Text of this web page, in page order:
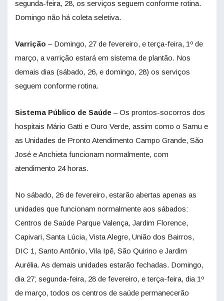
segunda-feira, 28, os serviços seguem conforme rotina.
Domingo não há coleta seletiva.
Varrição – Domingo, 27 de fevereiro, e terça-feira, 1º de
março, a varrição estará em sistema de plantão. Nos
demais dias (sábado, 26, e domingo, 28) os serviços
seguem conforme rotina.
Sistema Público de Saúde – Os prontos-socorros dos
hospitais Mário Gatti e Ouro Verde, assim como o Samu e
as Unidades de Pronto Atendimento Campo Grande, São
José e Anchieta funcionam normalmente, com
atendimento 24 horas.
No sábado, 26 de fevereiro, estarão abertas apenas as
unidades que funcionam normalmente aos sábados:
Centros de Saúde Parque Valença, Jardim Florence,
Capivari, Santa Lúcia, Vista Alegre, União dos Bairros,
DIC 1, Santo Antônio, Vila Ipê, São Quirino e Jardim
Aurélia. As demais unidades estarão fechadas. Domingo,
dia 27; segunda-feira, 28 de fevereiro, e terça-feira, dia 1º
de março, todos os centros de saúde permanecerão